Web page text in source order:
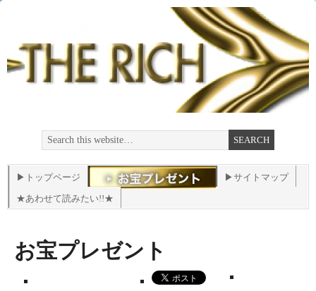
▶トップページ
▶サイトマップ
★あわせて読みたい!!★
お宝プレゼント